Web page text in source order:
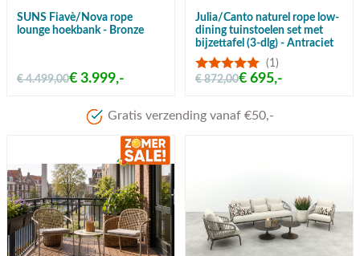
SUNS Fiavè/Nova rope
lounge hoekbank - Bronze
€ 4.499,00€ 3.999,-
Julia/Canto naturel rope low-
dining tuinstoelen set met
bijzettafel (3-dlg) - Antraciet
(1)
€ 872,00€ 695,-
Meer dan 80 jaar ervaring